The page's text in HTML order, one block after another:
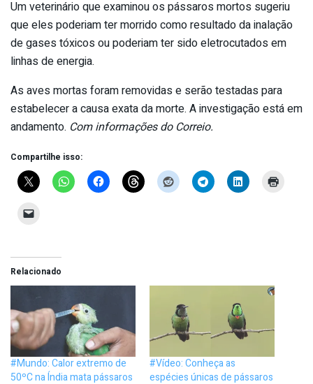
Um veterinário que examinou os pássaros mortos sugeriu
que eles poderiam ter morrido como resultado da inalação
de gases tóxicos ou poderiam ter sido eletrocutados em
linhas de energia.
As aves mortas foram removidas e serão testadas para
estabelecer a causa exata da morte. A investigação está em
andamento. Com informações do Correio.
Compartilhe isso:
Relacionado
#Mundo: Calor extremo de
50ºC na Índia mata pássaros
#Vídeo: Conheça as
espécies únicas de pássaros